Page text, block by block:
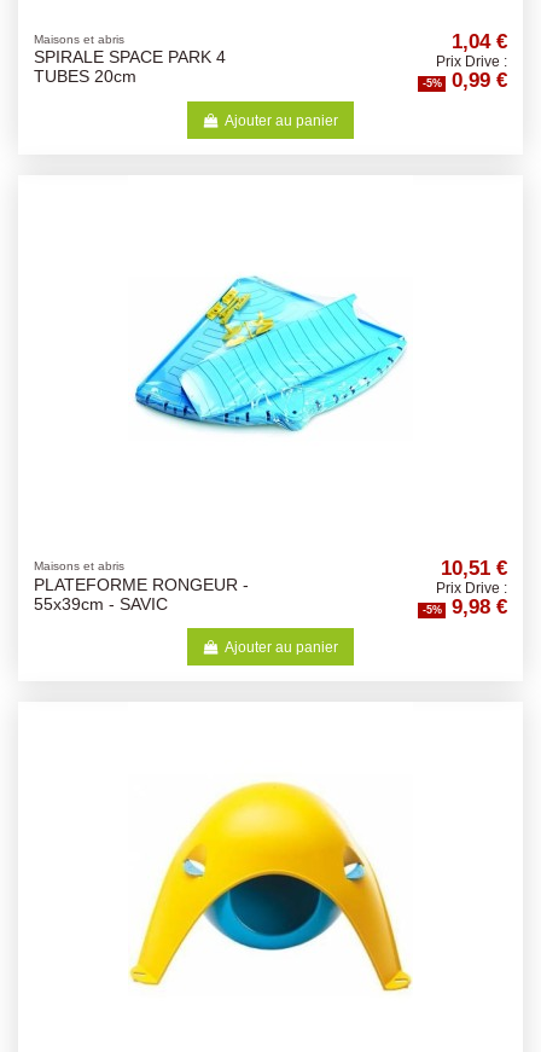
Maisons et abris
SPIRALE SPACE PARK 4
TUBES 20cm
1,04 €
Prix Drive :
-5% 0,99 €
Ajouter au panier
Maisons et abris
PLATEFORME RONGEUR -
55x39cm - SAVIC
10,51 €
Prix Drive :
-5% 9,98 €
Ajouter au panier